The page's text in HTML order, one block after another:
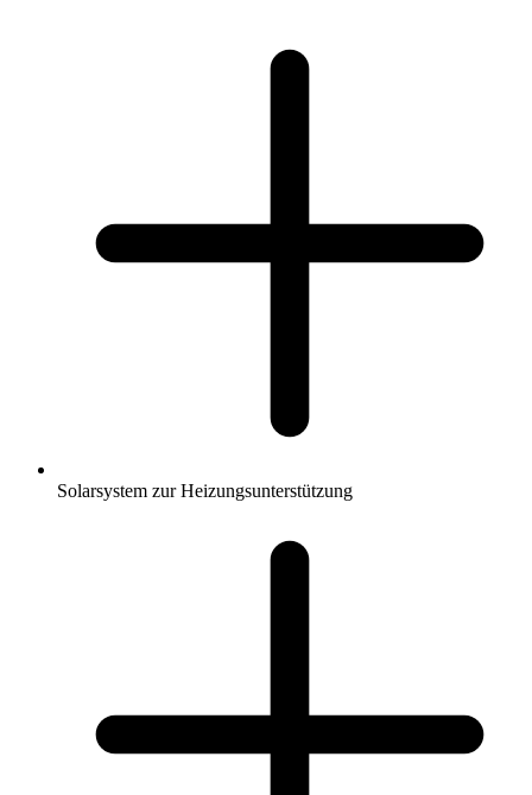
Solarsystem zur Heizungsunterstützung